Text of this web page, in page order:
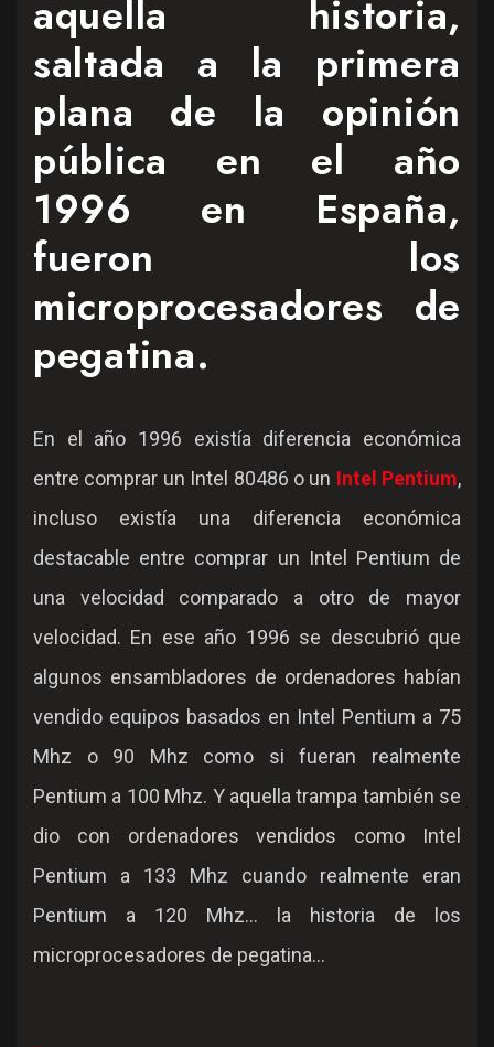
aquella historia,
saltada a la primera
plana de la opinión
pública en el año
1996 en España,
fueron los
microprocesadores de
pegatina.
En el año 1996 existía diferencia económica
entre comprar un Intel 80486 o un Intel Pentium,
incluso existía una diferencia económica
destacable entre comprar un Intel Pentium de
una velocidad comparado a otro de mayor
velocidad. En ese año 1996 se descubrió que
algunos ensambladores de ordenadores habían
vendido equipos basados en Intel Pentium a 75
Mhz o 90 Mhz como si fueran realmente
Pentium a 100 Mhz. Y aquella trampa también se
dio con ordenadores vendidos como Intel
Pentium a 133 Mhz cuando realmente eran
Pentium a 120 Mhz... la historia de los
microprocesadores de pegatina...